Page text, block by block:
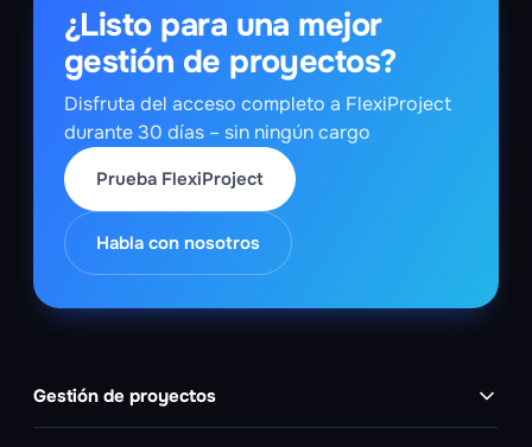
¿Listo para una mejor
gestión de proyectos?
Disfruta del acceso completo a FlexiProject
durante 30 días – sin ningún cargo
Prueba FlexiProject
Habla con nosotros
Gestión de proyectos